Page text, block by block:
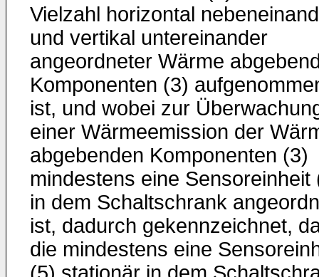
Vielzahl horizontal
und vertikal untereinander
angeordneter Wärme
Komponenten (3)
ist, und wobei zur
einer Wärmeemission der
abgebenden Komponenten (3)
mindestens eine Sensoreinheit
in dem Schaltschrank
ist, dadurch gekennzeichnet,
die mindestens eine